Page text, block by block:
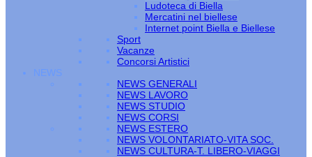
Ludoteca di Biella
Mercatini nel biellese
Internet point Biella e Biellese
Sport
Vacanze
Concorsi Artistici
NEWS
NEWS GENERALI
NEWS LAVORO
NEWS STUDIO
NEWS CORSI
NEWS ESTERO
NEWS VOLONTARIATO-VITA SOC.
NEWS CULTURA-T. LIBERO-VIAGGI